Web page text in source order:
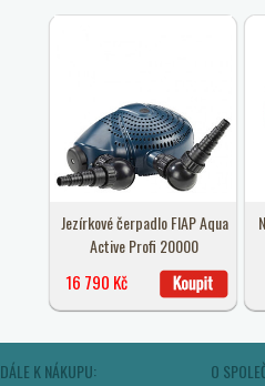
Jezírkové čerpadlo FIAP Aqua
Active Profi 20000
16 790 Kč
DÁLE K NÁKUPU: O